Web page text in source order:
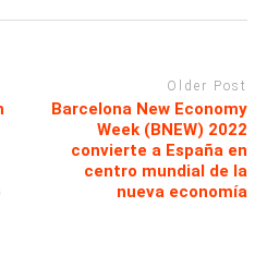
Older Post
Barcelona New Economy
Week (BNEW) 2022
convierte a España en
centro mundial de la
nueva economía